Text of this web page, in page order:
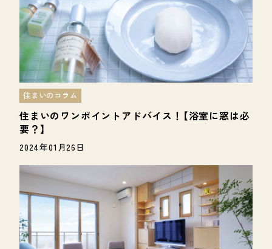
住まいのワンポイントアドバイス！【浴室に窓は必
要？】
住まいのコラム
2024年01月26日